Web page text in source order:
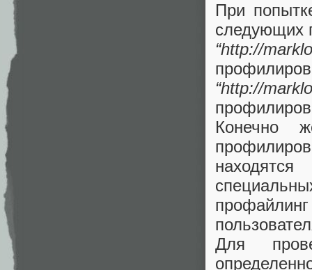
При
следующих
“http://
“http://
Конечно
Для